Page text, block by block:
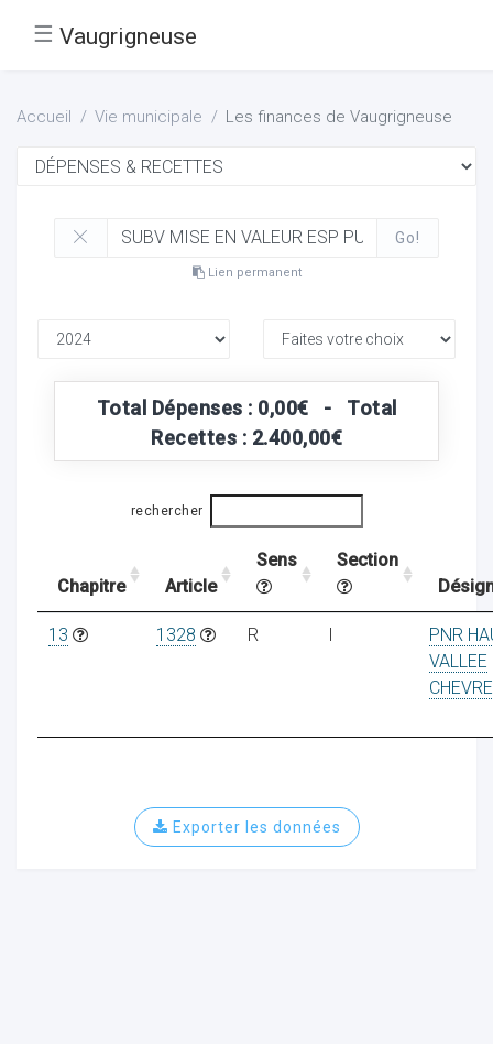
☰ Vaugrigneuse
Accueil Vie municipale Les finances de Vaugrigneuse
Go!
Lien permanent
Total Dépenses : 0,00€ - Total
Recettes : 2.400,00€
rechercher
Chapitre Article
Sens
Section
13 1328 R I
PNR
VALLEE
Exporter les données